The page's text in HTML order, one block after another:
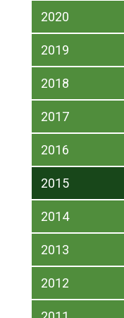
2020
2019
2018
2017
2016
2015
2014
2013
2012